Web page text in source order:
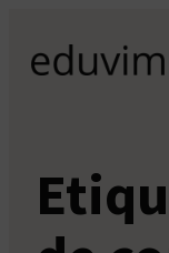
contenido